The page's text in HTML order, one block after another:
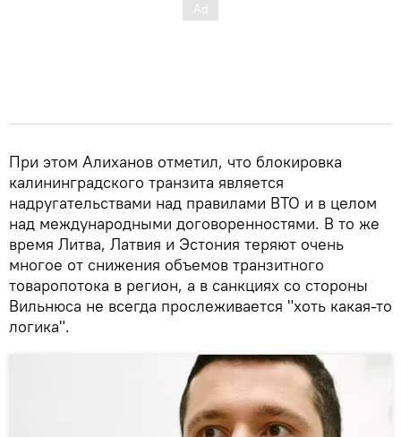
При этом Алиханов отметил, что блокировка
калининградского транзита является
надругательствами над правилами ВТО и в целом
над международными договоренностями. В то же
время Литва, Латвия и Эстония теряют очень
многое от снижения объемов транзитного
товаропотока в регион, а в санкциях со стороны
Вильнюса не всегда прослеживается "хоть какая-то
логика".